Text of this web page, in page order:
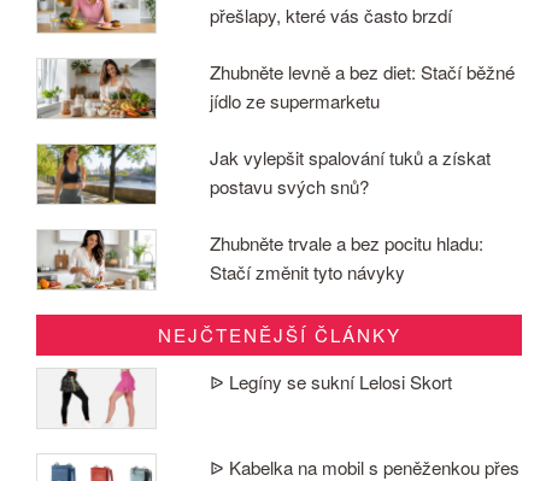
přešlapy, které vás často brzdí
Zhubněte levně a bez diet: Stačí běžné
jídlo ze supermarketu
Jak vylepšit spalování tuků a získat
postavu svých snů?
Zhubněte trvale a bez pocitu hladu:
Stačí změnit tyto návyky
NEJČTENĚJŠÍ ČLÁNKY
ᐉ Legíny se sukní Lelosi Skort
ᐉ Kabelka na mobil s peněženkou přes